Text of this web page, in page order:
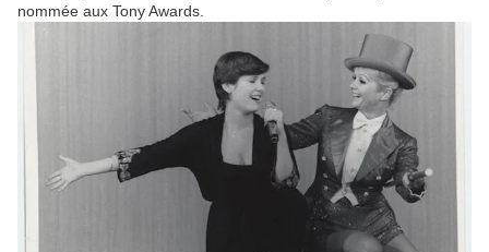
nommée aux Tony Awards.